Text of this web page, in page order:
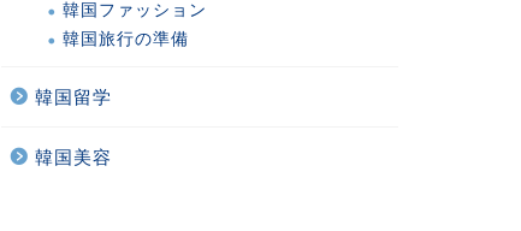
韓国ファッション
韓国旅行の準備
韓国留学
韓国美容